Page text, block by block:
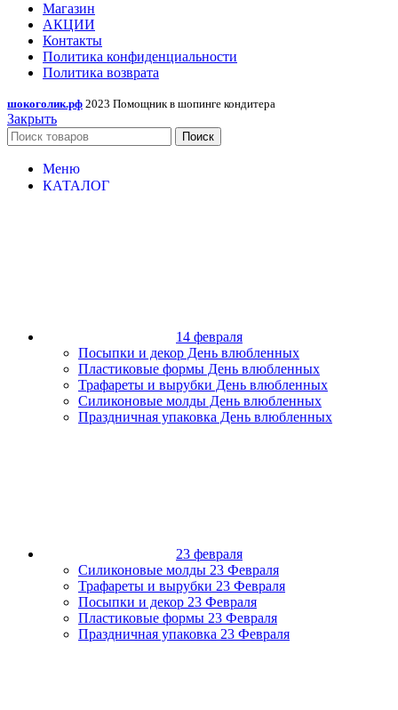
Магазин
АКЦИИ
Контакты
Политика конфиденциальности
Политика возврата
шокоголик.рф 2023 Помощник в шопинге кондитера
Закрыть
Поиск
Меню
КАТАЛОГ
14 февраля
Посыпки и декор День влюбленных
Пластиковые формы День влюбленных
Трафареты и вырубки День влюбленных
Силиконовые молды День влюбленных
Праздничная упаковка День влюбленных
23 февраля
Силиконовые молды 23 Февраля
Трафареты и вырубки 23 Февраля
Посыпки и декор 23 Февраля
Пластиковые формы 23 Февраля
Праздничная упаковка 23 Февраля